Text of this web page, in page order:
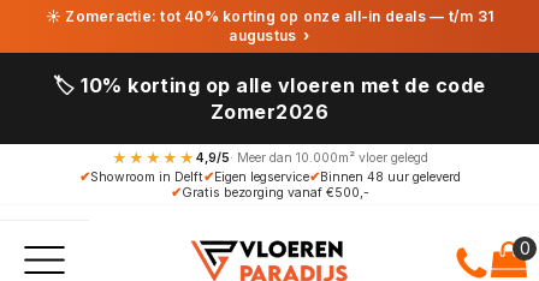
☀ Zomeractie: tot 40% korting op onze all-in deals — t/m 31
augustus ›
🏷️ 10% korting op alle vloeren met de code
Zomer2026
★★★★★ 4,9/5· Meer dan 10.000m² vloer gelegd
✔Showroom in Delft✔Eigen legservice✔Binnen 48 uur geleverd
✔Gratis bezorging vanaf €500,-